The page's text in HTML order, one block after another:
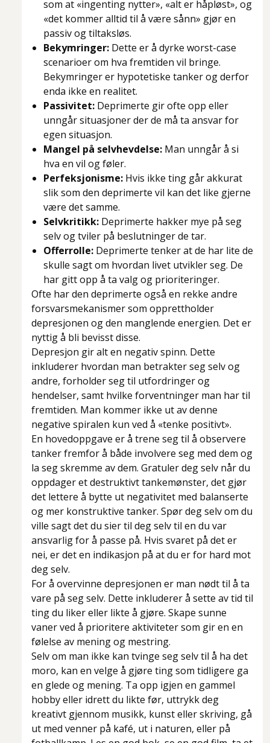
som at «ingenting nytter», «alt er håpløst», og
«det kommer alltid til å være sånn» gjør en
passiv og tiltaksløs.
Bekymringer: Dette er å dyrke worst-case
scenarioer om hva fremtiden vil bringe.
Bekymringer er hypotetiske tanker og derfor
enda ikke en realitet.
Passivitet: Deprimerte gir ofte opp eller
unngår situasjoner der de må ta ansvar for
egen situasjon.
Mangel på selvhevdelse: Man unngår å si
hva en vil og føler.
Perfeksjonisme: Hvis ikke ting går akkurat
slik som den deprimerte vil kan det like gjerne
være det samme.
Selvkritikk: Deprimerte hakker mye på seg
selv og tviler på beslutninger de tar.
Offerrolle: Deprimerte tenker at de har lite de
skulle sagt om hvordan livet utvikler seg. De
har gitt opp å ta valg og prioriteringer.
Ofte har den deprimerte også en rekke andre
forsvarsmekanismer som opprettholder
depresjonen og den manglende energien. Det er
nyttig å bli bevisst disse.
Depresjon gir alt en negativ spinn. Dette
inkluderer hvordan man betrakter seg selv og
andre, forholder seg til utfordringer og
hendelser, samt hvilke forventninger man har til
fremtiden. Man kommer ikke ut av denne
negative spiralen kun ved å «tenke positivt».
En hovedoppgave er å trene seg til å observere
tanker fremfor å både involvere seg med dem og
la seg skremme av dem. Gratuler deg selv når du
oppdager et destruktivt tankemønster, det gjør
det lettere å bytte ut negativitet med balanserte
og mer konstruktive tanker. Spør deg selv om du
ville sagt det du sier til deg selv til en du var
ansvarlig for å passe på. Hvis svaret på det er
nei, er det en indikasjon på at du er for hard mot
deg selv.
For å overvinne depresjonen er man nødt til å ta
vare på seg selv. Dette inkluderer å sette av tid til
ting du liker eller likte å gjøre. Skape sunne
vaner ved å prioritere aktiviteter som gir en en
følelse av mening og mestring.
Selv om man ikke kan tvinge seg selv til å ha det
moro, kan en velge å gjøre ting som tidligere ga
en glede og mening. Ta opp igjen en gammel
hobby eller idrett du likte før, uttrykk deg
kreativt gjennom musikk, kunst eller skriving, gå
ut med venner på kafé, ut i naturen, eller på